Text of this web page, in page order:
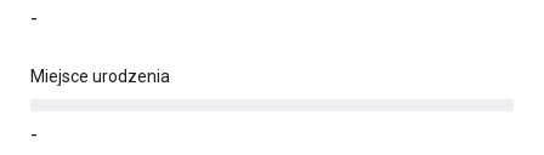
-
Miejsce urodzenia
-